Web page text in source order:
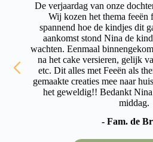
De verjaardag van onze
Wij kozen het thema feeën
spannend hoe de kindjes dit
aankomst stond Nina de
wachten. Eenmaal
na het cake versieren, gelijk
etc. Dit alles met Feeën als
gemaakte creaties mee naar
het geweldig!! Bedankt
middag.
- Fam. de